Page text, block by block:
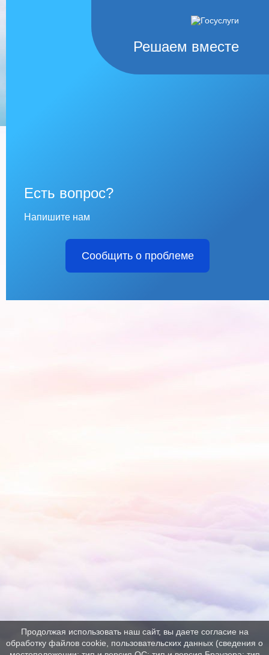
Решаем вместе
Есть вопрос?
Напишите нам
Сообщить о проблеме
Продолжая использовать наш сайт, вы даете согласие на
обработку файлов cookie, пользовательских данных (сведения о